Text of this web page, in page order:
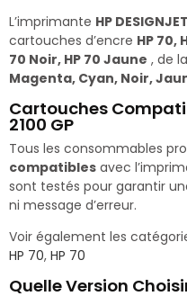
L’imprimante HP
cartouches d’encre HP 70,
70 Noir, HP 70 Jaune , de
Magenta, Cyan, Noir,
Cartouches
2100 GP
Tous les consommables
compatibles avec
sont testés pour garantir
ni message d’erreur.
Voir également les
HP 70, HP 70
Quelle Version